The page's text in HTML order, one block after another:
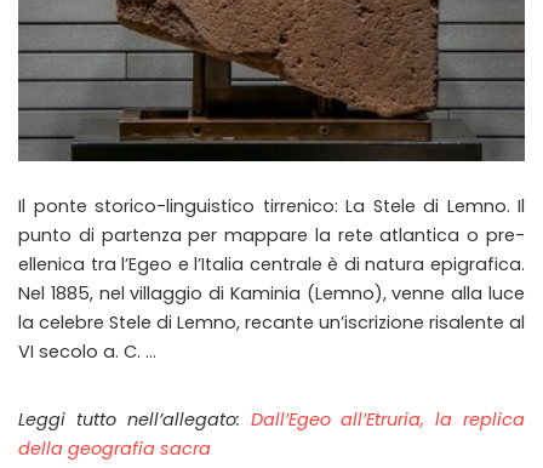
Il ponte storico-linguistico tirrenico: La Stele di Lemno. Il
punto di partenza per mappare la rete atlantica o pre-
ellenica tra l’Egeo e l’Italia centrale è di natura epigrafica.
Nel 1885, nel villaggio di Kaminia (Lemno), venne alla luce
la celebre Stele di Lemno, recante un’iscrizione risalente al
VI secolo a. C. …
Leggi tutto nell’allegato: Dall’Egeo all’Etruria, la replica
della geografia sacra